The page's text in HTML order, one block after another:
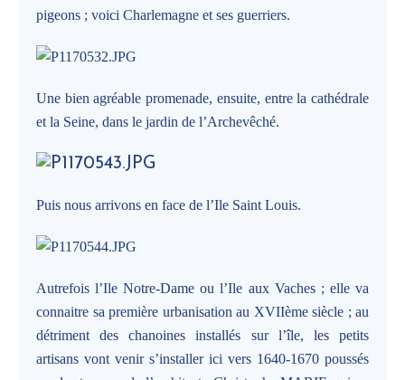
pigeons ; voici Charlemagne et ses guerriers.
Une bien agréable promenade, ensuite, entre la cathédrale
et la Seine, dans le jardin de l’Archevêché.
Puis nous arrivons en face de l’Ile Saint Louis.
Autrefois l’Ile Notre-Dame ou l’Ile aux Vaches ; elle va
connaitre sa première urbanisation au XVIIème siècle ; au
détriment des chanoines installés sur l’île, les petits
artisans vont venir s’installer ici vers 1640-1670 poussés